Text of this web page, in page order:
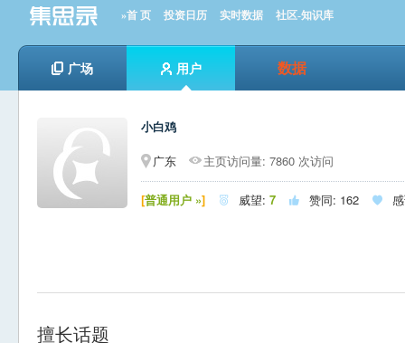
»首 页 投资日历 实时数据 社区-知识库
广场 用户 数据
小白鸡
广东
主页访问量: 7860 次访问
[普通用户 »]  威望: 7  赞同: 162 
擅长话题